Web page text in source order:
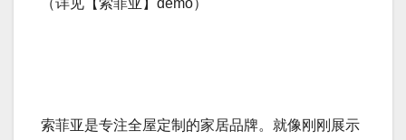
索菲亚是专注全屋定制的家居品牌。就像刚刚展示